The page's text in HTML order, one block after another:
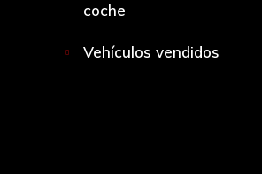
coche
Vehículos vendidos